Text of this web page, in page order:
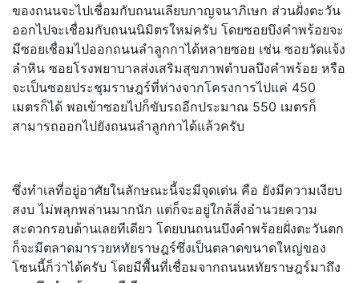
ของถนนจะไปเชื่อมกับถนนเลียบกาญจนาภิเษก ส่วนฝั่งตะวัน
ออกไปจะเชื่อมกับถนนนิมิตรใหม่ครับ โดยซอยบึงคำพร้อยจะ
มีซอยเชื่อมไปออกถนนลำลูกกาได้หลายซอย เช่น ซอยวัดแจ้ง
ลำหิน ซอยโรงพยาบาลส่งเสริมสุขภาพตำบลบึงคำพร้อย หรือ
จะเป็นซอยประชุมราษฎร์ที่ห่างจากโครงการไปแค่ 450
เมตรก็ได้ พอเข้าซอยไปก็ขับรถอีกประมาณ 550 เมตรก็
สามารถออกไปยังถนนลำลูกกาได้แล้วครับ
ซึ่งทำเลที่อยู่อาศัยในลักษณะนี้จะมีจุดเด่น คือ ยังมีความเงียบ
สงบ ไม่พลุกพล่านมากนัก แต่ก็จะอยู่ใกล้สิ่งอำนวยความ
สะดวกรอบด้านเลยทีเดียว โดยบนถนนบึงคำพร้อยฝั่งตะวันตก
ก็จะมีตลาดมารวยหทัยราษฎร์ซึ่งเป็นตลาดขนาดใหญ่ของ
โซนนี้ก็ว่าได้ครับ โดยมีพื้นที่เชื่อมจากถนนหทัยราษฎร์มาถึง